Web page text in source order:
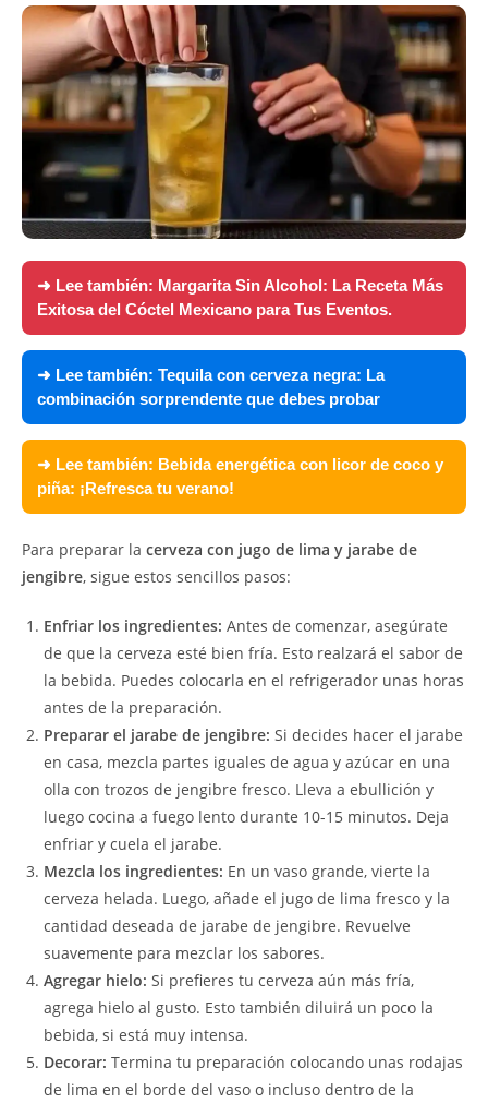
➜ Lee también: Margarita Sin Alcohol: La Receta Más
Exitosa del Cóctel Mexicano para Tus Eventos.
➜ Lee también: Tequila con cerveza negra: La
combinación sorprendente que debes probar
➜ Lee también: Bebida energética con licor de coco y
piña: ¡Refresca tu verano!
Para preparar la cerveza con jugo de lima y jarabe de
jengibre, sigue estos sencillos pasos:
Enfriar los ingredientes: Antes de comenzar, asegúrate
de que la cerveza esté bien fría. Esto realzará el sabor de
la bebida. Puedes colocarla en el refrigerador unas horas
antes de la preparación.
Preparar el jarabe de jengibre: Si decides hacer el jarabe
en casa, mezcla partes iguales de agua y azúcar en una
olla con trozos de jengibre fresco. Lleva a ebullición y
luego cocina a fuego lento durante 10-15 minutos. Deja
enfriar y cuela el jarabe.
Mezcla los ingredientes: En un vaso grande, vierte la
cerveza helada. Luego, añade el jugo de lima fresco y la
cantidad deseada de jarabe de jengibre. Revuelve
suavemente para mezclar los sabores.
Agregar hielo: Si prefieres tu cerveza aún más fría,
agrega hielo al gusto. Esto también diluirá un poco la
bebida, si está muy intensa.
Decorar: Termina tu preparación colocando unas rodajas
de lima en el borde del vaso o incluso dentro de la